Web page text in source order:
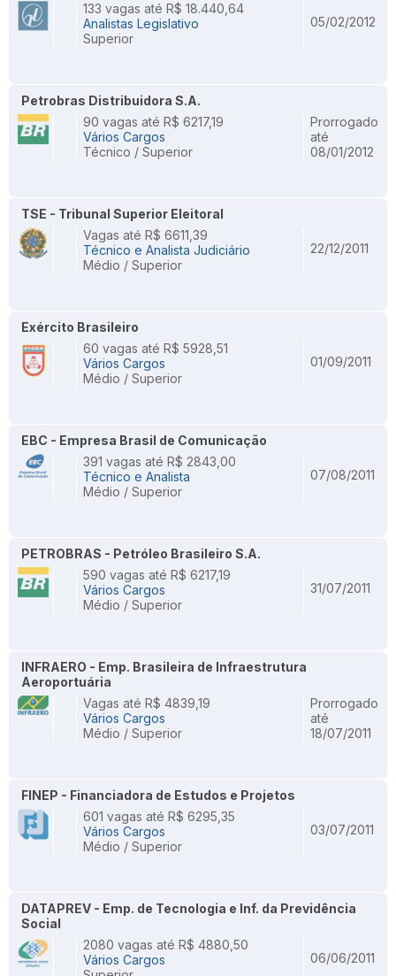
133 vagas até R$ 18.440,64
Analistas Legislativo
Superior
05/02/2012
Petrobras Distribuidora S.A.
90 vagas até R$ 6217,19
Vários Cargos
Técnico / Superior
Prorrogado
até
08/01/2012
TSE - Tribunal Superior Eleitoral
Vagas até R$ 6611,39
Técnico e Analista Judiciário
Médio / Superior
22/12/2011
Exército Brasileiro
60 vagas até R$ 5928,51
Vários Cargos
Médio / Superior
01/09/2011
EBC - Empresa Brasil de Comunicação
391 vagas até R$ 2843,00
Técnico e Analista
Médio / Superior
07/08/2011
PETROBRAS - Petróleo Brasileiro S.A.
590 vagas até R$ 6217,19
Vários Cargos
Médio / Superior
31/07/2011
INFRAERO - Emp. Brasileira de Infraestrutura
Aeroportuária
Vagas até R$ 4839,19
Vários Cargos
Médio / Superior
Prorrogado
até
18/07/2011
FINEP - Financiadora de Estudos e Projetos
601 vagas até R$ 6295,35
Vários Cargos
Médio / Superior
03/07/2011
DATAPREV - Emp. de Tecnologia e Inf. da Previdência
Social
2080 vagas até R$ 4880,50
Vários Cargos
06/06/2011